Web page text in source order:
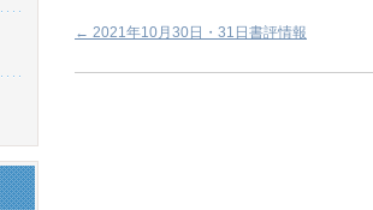
← 2021年10月30日・31日書評情報